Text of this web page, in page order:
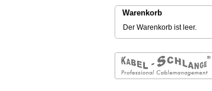
Warenkorb
Der Warenkorb ist leer.